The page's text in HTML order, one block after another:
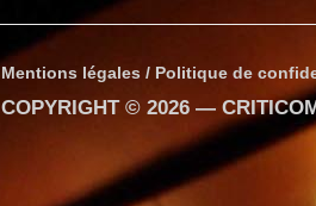
Mentions légales / Politique de
COPYRIGHT © 2026 —